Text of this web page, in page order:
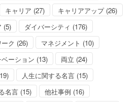
キャリア (27) キャリアアップ(26)
(5) ダイバーシティ (176)
ク (26) マネジメント (10)
ーション (13) 両立 (24)
人生に関する名言 (15)
名言 (15) 他社事例 (16)